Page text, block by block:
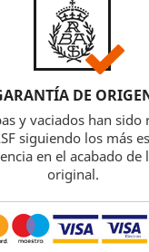
DE
y vaciados han sido
siguiendo los más
en el acabado de
original.